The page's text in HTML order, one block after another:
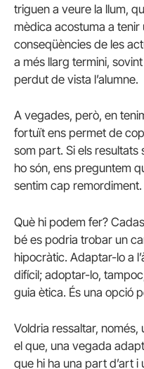
triguen a veure la llum,
mèdica acostuma a
conseqüències de les
a més llarg termini,
perdut de vista l’alumne.
A vegades, però, en
fortuït ens permet de
som part. Si els
ho són, ens preguntem
sentim cap remordiment.
Què hi podem fer?
bé es podria trobar un
hipocràtic. Adaptar-lo a
difícil; adoptar-lo,
guia ètica. És una opció
Voldria ressaltar, només,
el que, una vegada
que hi ha una part d’art